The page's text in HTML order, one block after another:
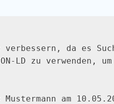
verbessern, da
LD zu verwenden,
am